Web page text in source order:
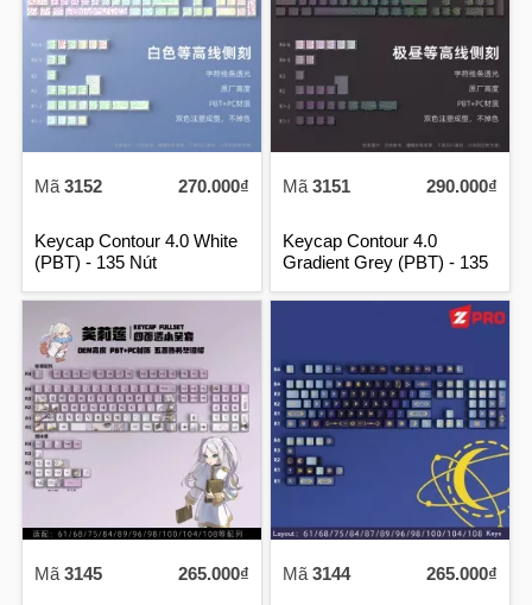
Mã 3152 270.000₫
Keycap Contour 4.0 White
(PBT) - 135 Nút
Mã 3151 290.000₫
Keycap Contour 4.0
Gradient Grey (PBT) - 135
Mã 3145 265.000₫ Mã 3144 265.000₫